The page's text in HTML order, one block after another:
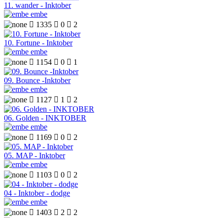
11. wander - Inktober
embe
 1335  0  2
10. Fortune - Inktober
embe
 1154  0  1
09. Bounce -Inktober
embe
 1127  1  2
06. Golden - INKTOBER
embe
 1169  0  2
05. MAP - Inktober
embe
 1103  0  2
04 - Inktober - dodge
embe
 1403  2  2